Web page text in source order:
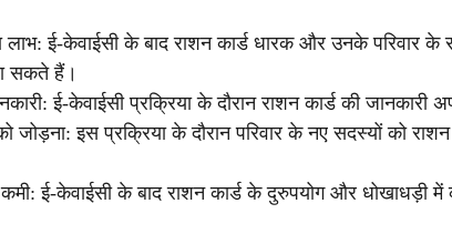
ई-केवाईसी के बाद राशन कार्ड धारक और उनके परिवार के
सकते हैं।
ई-केवाईसी प्रक्रिया के दौरान राशन कार्ड की जानकारी
जोड़ना: इस प्रक्रिया के दौरान परिवार के नए सदस्यों को
ई-केवाईसी के बाद राशन कार्ड के दुरुपयोग और धोखाधड़ी में